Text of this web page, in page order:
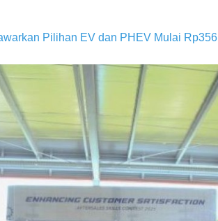
Pilihan EV dan PHEV Mulai